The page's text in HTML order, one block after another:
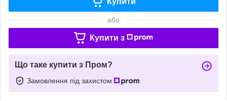
або
Купити з
Що таке купити з Пром?
Замовлення під захистом